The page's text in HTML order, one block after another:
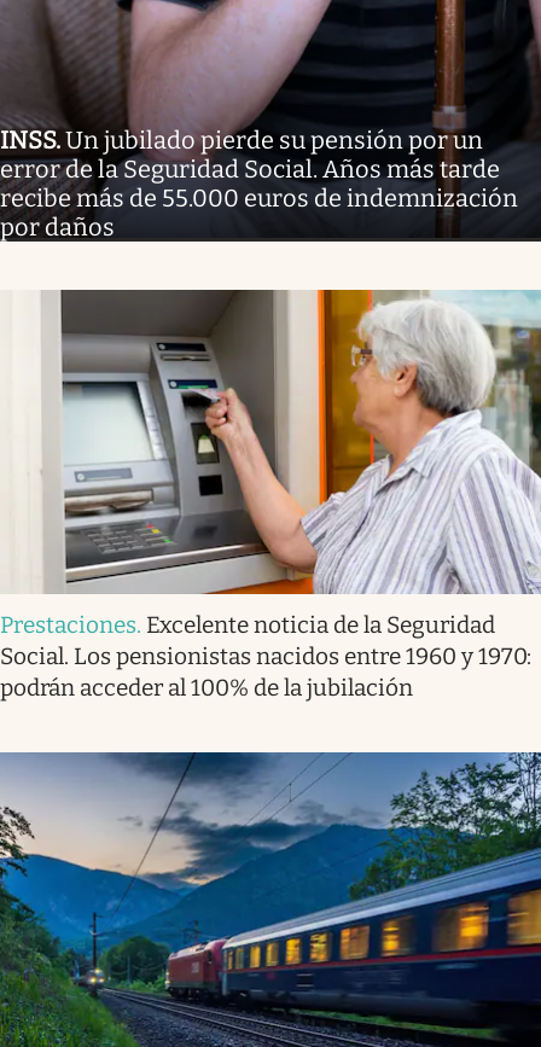
INSS.Un jubilado pierde su pensión por un
error de la Seguridad Social. Años más tarde
recibe más de 55.000 euros de indemnización
por daños
Prestaciones. Excelente noticia de la Seguridad
Social. Los pensionistas nacidos entre 1960 y 1970:
podrán acceder al 100% de la jubilación